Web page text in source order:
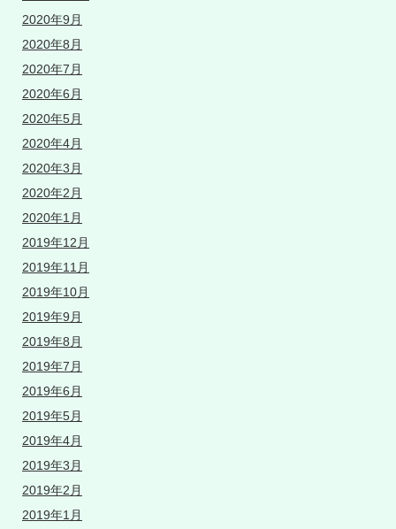
2020年9月
2020年8月
2020年7月
2020年6月
2020年5月
2020年4月
2020年3月
2020年2月
2020年1月
2019年12月
2019年11月
2019年10月
2019年9月
2019年8月
2019年7月
2019年6月
2019年5月
2019年4月
2019年3月
2019年2月
2019年1月